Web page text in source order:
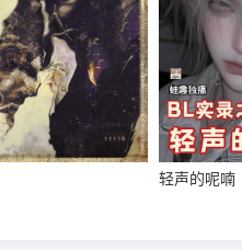
轻声的呢喃